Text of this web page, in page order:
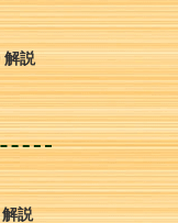
解説
説